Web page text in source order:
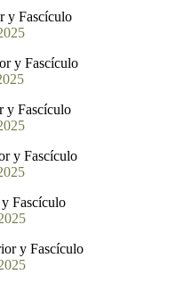
y Fascículo
y Fascículo
y Fascículo
y Fascículo
Fascículo
y Fascículo